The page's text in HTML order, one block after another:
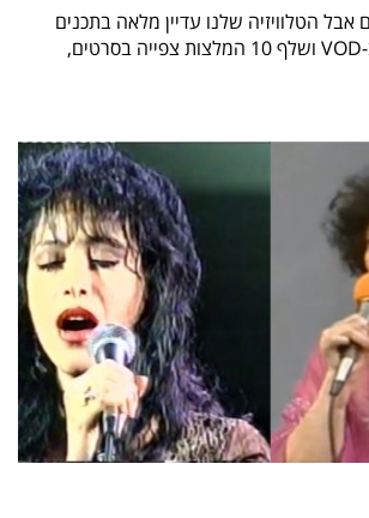
אבל הטלוויזיה שלנו עדיין מלאה בתכנים
גאים. גור רוזן חפר ב-VOD ושלף 10 המלצות צפייה בסרטים,